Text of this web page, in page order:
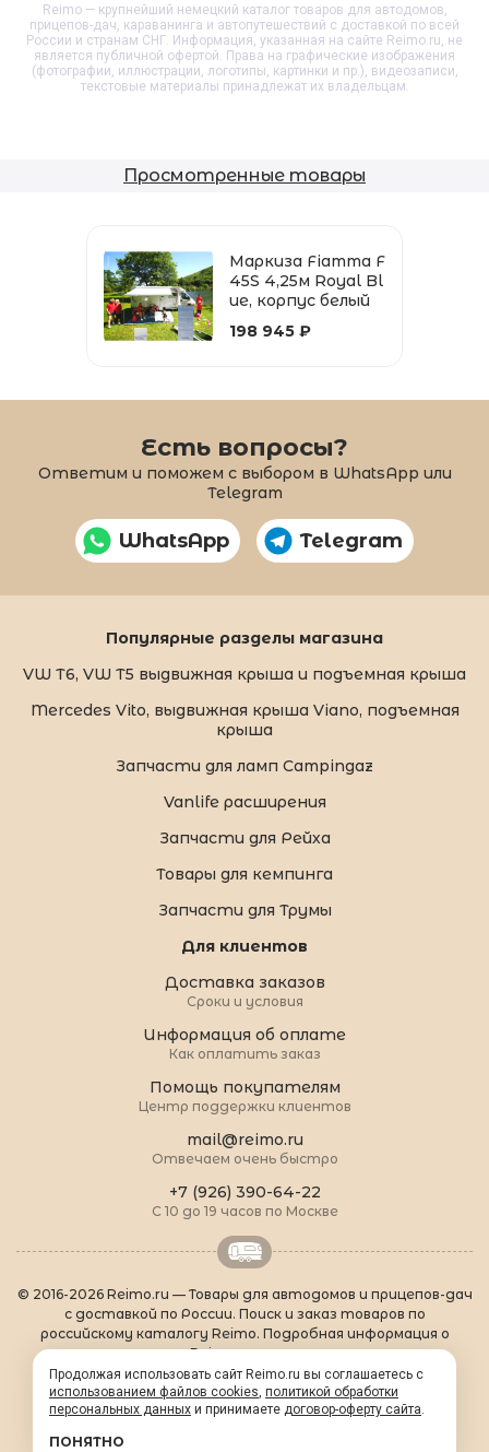
Reimo — крупнейший немецкий каталог товаров для автодомов,
прицепов-дач, караванинга и автопутешествий с доставкой по всей
России и странам СНГ. Информация, указанная на сайте Reimo.ru, не
является публичной офертой. Права на графические изображения
(фотографии, иллюстрации, логотипы, картинки и пр.), видеозаписи,
текстовые материалы принадлежат их владельцам.
Просмотренные товары
Маркиза Fiamma F
45S 4,25м Royal Bl
ue, корпус белый
198 945 ₽
Есть вопросы?
Ответим и поможем с выбором в WhatsApp или
Telegram
WhatsApp Telegram
Популярные разделы магазина
VW T6, VW T5 выдвижная крыша и подъемная крыша
Mercedes Vito, выдвижная крыша Viano, подъемная
крыша
Запчасти для ламп Campingaz
Vanlife расширения
Запчасти для Рейха
Товары для кемпинга
Запчасти для Трумы
Для клиентов
Доставка заказов
Сроки и условия
Информация об оплате
Как оплатить заказ
Помощь покупателям
Центр поддержки клиентов
mail@reimo.ru
Отвечаем очень быстро
+7 (926) 390-64-22
С 10 до 19 часов по Москве
© 2016-2026 Reimo.ru — Товары для автодомов и прицепов-дач
с доставкой по России. Поиск и заказ товаров по
российскому каталогу Reimo. Подробная информация о
товарах Reimo на русском языке.
О Reimo
| Популярные товары | Формальности
Контакты
| sitemap.xml
Продолжая использовать сайт Reimo.ru вы соглашаетесь с
использованием файлов cookies, политикой обработки
персональных данных и принимаете договор-оферту сайта.
ПОНЯТНО